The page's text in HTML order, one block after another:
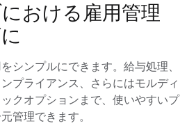
理
応の給与処理を手軽に
（EOR）
ストをかけずに実現
用支援を検索する
おける雇用管理
シンプルにできます。給与処理、
プライアンス、さらにはモルディ
クオプションまで、使いやすいプ
管理できます。